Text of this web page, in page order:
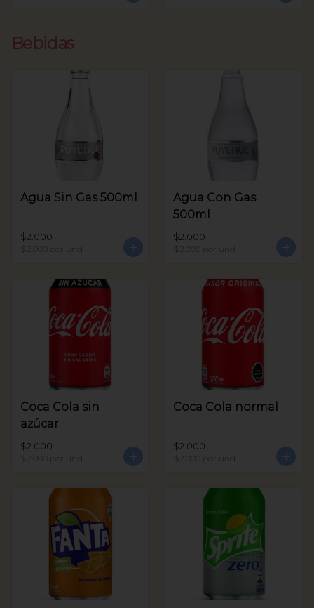
Bebidas
Agua Sin Gas 500ml
$2.000
$2.000 por und
Agua Con Gas
500ml
$2.000
$2.000 por und
Coca Cola sin
azúcar
$2.000
$2.000 por und
Coca Cola normal
$2.000
$2.000 por und